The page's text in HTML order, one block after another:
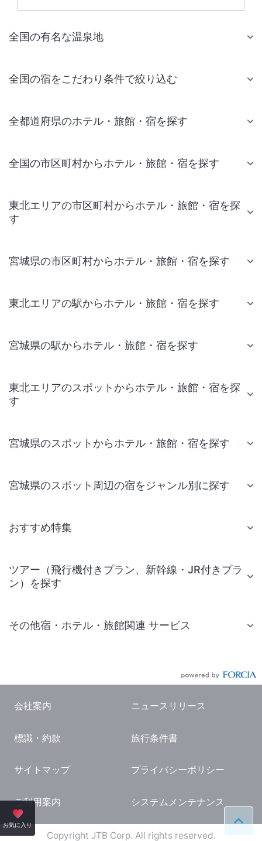
お気に入り ペー
全国の有名な温泉地
全国の宿をこだわり条件で絞り込む
全都道府県のホテル・旅館・宿を探す
全国の市区町村からホテル・旅館・宿を探す
東北エリアの市区町村からホテル・旅館・宿を探
す
宮城県の市区町村からホテル・旅館・宿を探す
東北エリアの駅からホテル・旅館・宿を探す
宮城県の駅からホテル・旅館・宿を探す
東北エリアのスポットからホテル・旅館・宿を探
す
宮城県のスポットからホテル・旅館・宿を探す
宮城県のスポット周辺の宿をジャンル別に探す
おすすめ特集
ツアー（飛行機付きプラン、新幹線・JR付きプラ
ン）を探す
その他宿・ホテル・旅館関連 サービス
国内観光ガイド
旅行・観光情報
会社案内 ニュースリリース
標識・約款 旅行条件書
サイトマップ プライバシーポリシー
ご利用案内 システムメンテナンス
Copyright JTB Corp. All rights reserved.